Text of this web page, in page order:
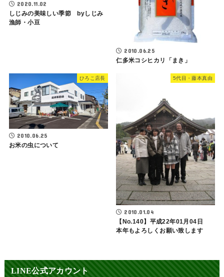
2020.11.02
しじみの美味しい季節 byしじみ
漁師・小豆
2010.06.25
仁多米コシヒカリ「まき」
ひろこ店長
2010.06.25
お米の虫について
5代目・藤本真由
2010.01.04
【No.140】平成22年01月04日
本年もよろしくお願い致します
LINE公式アカウント